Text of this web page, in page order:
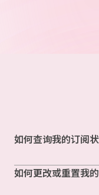
如何查询我的订阅
如何更改或重置我的